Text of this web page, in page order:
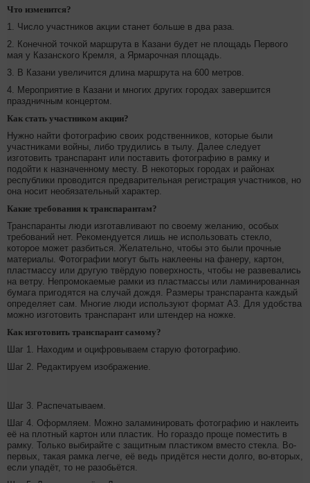
Что изменится?
1. Число участников акции станет больше в два раза.
2. Конечной точкой маршрута в Казани будет не площадь Первого
мая у Казанского Кремля, а Ярмарочная площадь.
3. В Казани увеличится длина маршрута на 600 метров.
4. Мероприятие в Казани и многих других городах завершится
праздничным концертом.
Как стать участником акции?
Нужно найти фотографию своих родственников, которые были
участниками войны, либо трудились в тылу. Далее следует
изготовить транспарант или поставить фотографию в рамку и
подойти к назначенному месту. В некоторых городах и районах
республики проводится предварительная регистрация участников, но
она носит необязательный характер.
Какие требования к транспарантам?
Транспаранты люди изготавливают по своему желанию, особых
требований нет. Рекомендуется лишь не использовать стекло,
которое может разбиться. Желательно, чтобы это были прочные
материалы. Фотографии могут быть наклеены на фанеру, картон,
пластмассу или другую твёрдую поверхность, чтобы не развевались
на ветру. Непромокаемые рамки из пластмассы или ламинированная
бумага пригодятся на случай дождя. Размеры транспаранта каждый
определяет сам. Многие люди используют формат А3. Для удобства
можно изготовить транспарант или штендер на ножке.
Как изготовить транспарант самому?
Шаг 1. Находим и оцифровываем старую фотографию.
Шаг 2. Редактируем изображение.
Шаг 3. Распечатываем.
Шаг 4. Оформляем. Можно заламинировать фотографию и наклеить
её на плотный картон или пластик. Но гораздо проще поместить в
рамку. Только выбирайте с защитным пластиком вместо стекла. Во-
первых, такая рамка легче, её ведь придётся нести долго, во-вторых,
если упадёт, то не разобьётся.